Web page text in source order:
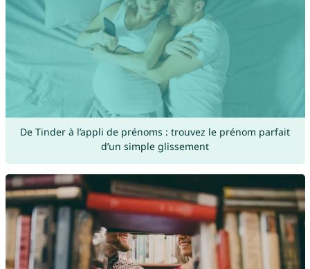
De Tinder à l’appli de prénoms : trouvez le prénom parfait
d’un simple glissement